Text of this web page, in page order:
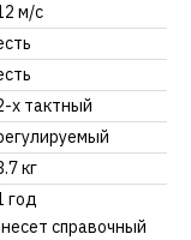
м/с
х тактный
кг
год
справочный